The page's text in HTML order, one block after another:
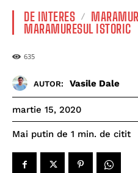
DE INTERES
MARAMURESUL ISTORIC
635
AUTOR: Vasile Dale
martie 15, 2020
Mai putin de 1 min. de citit